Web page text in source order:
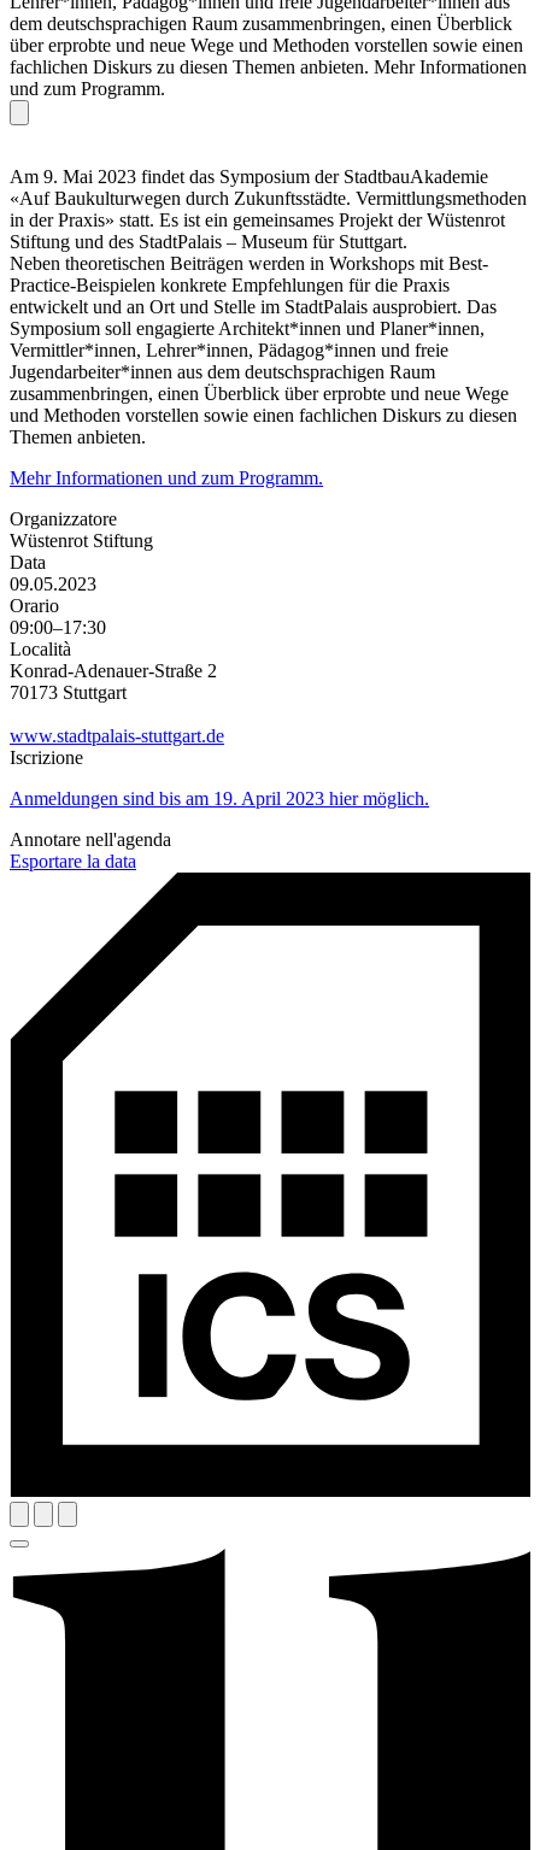
dem deutschsprachigen Raum zusammenbringen, einen Überblick
über erprobte und neue Wege und Methoden vorstellen sowie einen
fachlichen Diskurs zu diesen Themen anbieten. Mehr Informationen
und zum Programm.
Am 9. Mai 2023 findet das Symposium der StadtbauAkademie
«Auf Baukulturwegen durch Zukunftsstädte. Vermittlungsmethoden
in der Praxis» statt. Es ist ein gemeinsames Projekt der Wüstenrot
Stiftung und des StadtPalais – Museum für Stuttgart.
Neben theoretischen Beiträgen werden in Workshops mit Best-
Practice-Beispielen konkrete Empfehlungen für die Praxis
entwickelt und an Ort und Stelle im StadtPalais ausprobiert. Das
Symposium soll engagierte Architekt*innen und Planer*innen,
Vermittler*innen, Lehrer*innen, Pädagog*innen und freie
Jugendarbeiter*innen aus dem deutschsprachigen Raum
zusammenbringen, einen Überblick über erprobte und neue Wege
und Methoden vorstellen sowie einen fachlichen Diskurs zu diesen
Themen anbieten.
Mehr Informationen und zum Programm.
Organizzatore
Wüstenrot Stiftung
Data
09.05.2023
Orario
09:00–17:30
Località
Konrad-Adenauer-Straße 2
70173 Stuttgart
www.stadtpalais-stuttgart.de
Iscrizione
Anmeldungen sind bis am 19. April 2023 hier möglich.
Annotare nell'agenda
Esportare la data